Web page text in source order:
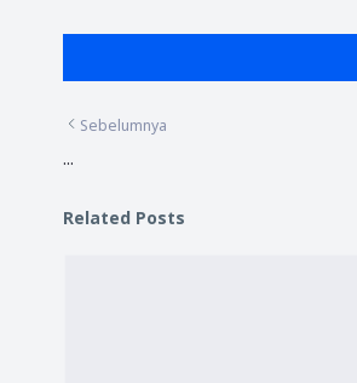
Sebelumnya
...
Related Posts